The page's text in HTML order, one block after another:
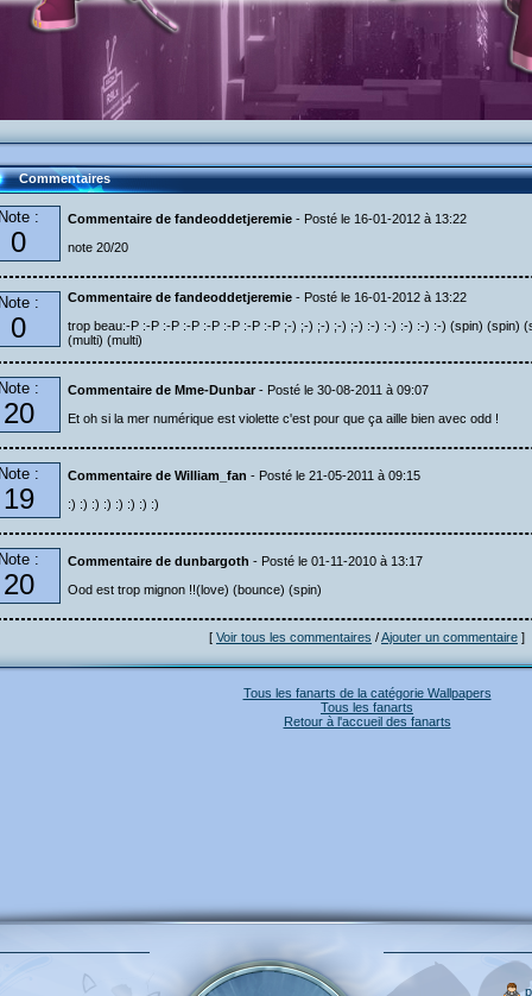
Commentaires
Note :
0
Commentaire de fandeoddetjeremie - Posté le 16-01-2012 à 13:22
note 20/20
Note :
0
Commentaire de fandeoddetjeremie - Posté le 16-01-2012 à 13:22
trop beau:-P :-P :-P :-P :-P :-P :-P :-P ;-) ;-) ;-) ;-) ;-) :-) :-) :-) :-) :-) (spin) (spin)
(multi) (multi)
Note :
20
Commentaire de Mme-Dunbar - Posté le 30-08-2011 à 09:07
Et oh si la mer numérique est violette c'est pour que ça aille bien avec odd !
Note :
19
Commentaire de William_fan - Posté le 21-05-2011 à 09:15
:) :) :) :) :) :) :) :)
Note :
20
Commentaire de dunbargoth - Posté le 01-11-2010 à 13:17
Ood est trop mignon !!(love) (bounce) (spin)
[ Voir tous les commentaires /Ajouter un commentaire ]
Tous les fanarts de la catégorie Wallpapers
Tous les fanarts
Retour à l'accueil des fanarts